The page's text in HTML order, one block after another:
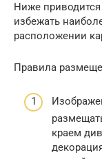
Ниже
избежать
расположении
Правила
краем